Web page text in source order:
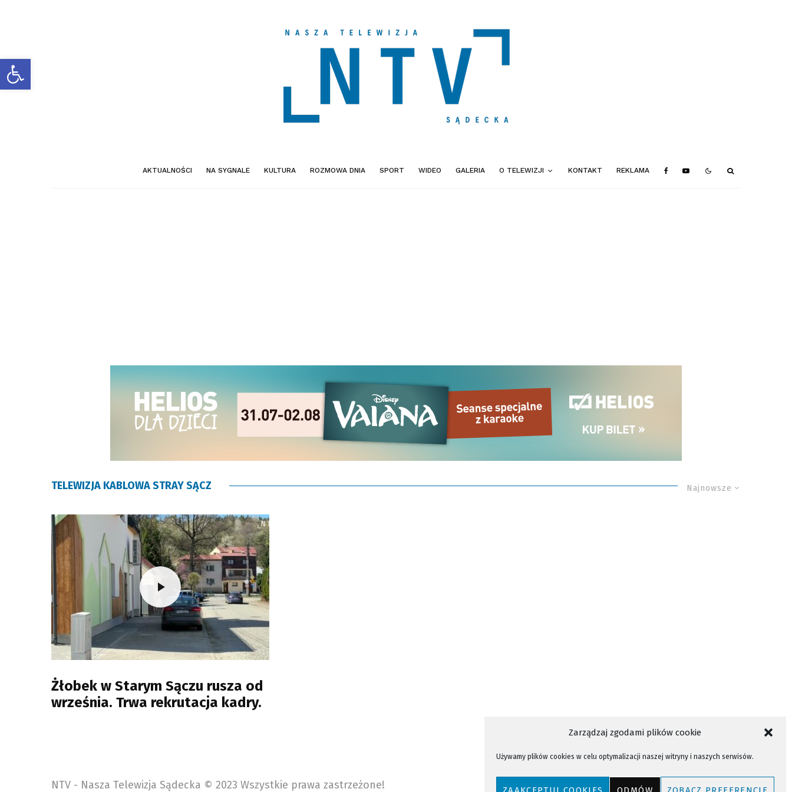
Otwórz pasek narzędzi
Zarządzaj zgodami plików cookie
Używamy plików cookies w celu optymalizacji naszej witryny i naszych serwisów.
AKTUALNOŚCI NA SYGNALE KULTURA ROZMOWA DNIA SPORT WIDEO GALERIA O TELEWIZJI KONTAKT REKLAMA
Najnowsze
TELEWIZJA KABLOWA STRAY SĄCZ
Żłobek w Starym Sączu rusza od
września. Trwa rekrutacja kadry.
NTV - Nasza Telewizja Sądecka © 2023 Wszystkie prawa zastrzeżone!